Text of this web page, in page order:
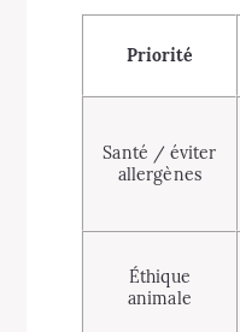
Priorité
Santé / éviter
allergènes
Éthique
animale